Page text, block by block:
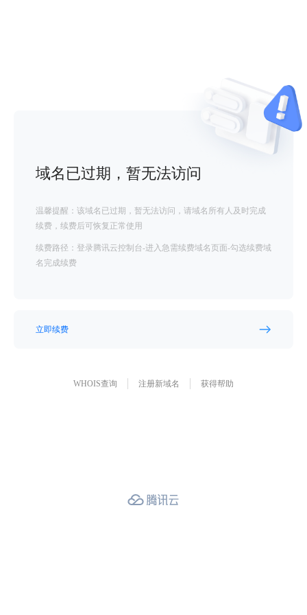
域名已过期，暂无法访问
温馨提醒：该域名已过期，暂无法访问，请域名所有人及时完成
续费，续费后可恢复正常使用
续费路径：登录腾讯云控制台-进入急需续费域名页面-勾选续费域
名完成续费
立即续费
WHOIS查询 注册新域名 获得帮助